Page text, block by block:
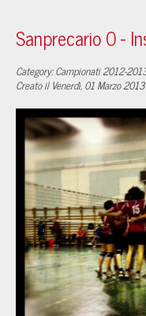
Sanprecario 0 -
Category: Campionati 2012-
Creato il Venerdì, 01 Marzo